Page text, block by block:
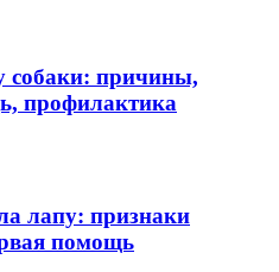
собаки: причины,
профилактика
лапу: признаки
помощь